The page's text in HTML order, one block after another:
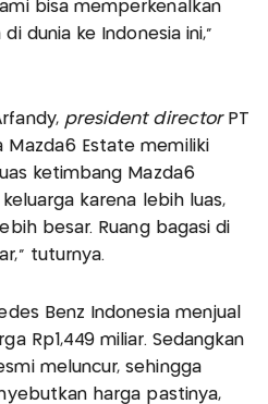
bisa memperkenalkan
dunia ke Indonesia ini,"
president directorPT
Mazda6 Estate memiliki
ketimbang Mazda6
karena lebih luas,
besar. Ruang bagasi di
tuturnya.
Benz Indonesia menjual
Rp1,449 miliar. Sedangkan
meluncur, sehingga
harga pastinya,